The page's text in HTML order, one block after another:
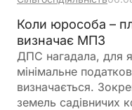
Коли юрособа –
визначає МПЗ
ДПС нагадала, для
мінімальне
визначається.
земель садівничих